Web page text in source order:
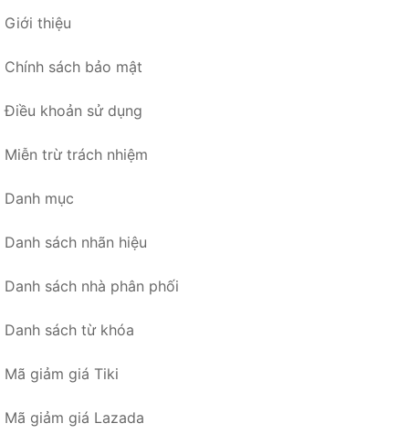
Giới thiệu
Chính sách bảo mật
Điều khoản sử dụng
Miễn trừ trách nhiệm
Danh mục
Danh sách nhãn hiệu
Danh sách nhà phân phối
Danh sách từ khóa
Mã giảm giá Tiki
Mã giảm giá Lazada